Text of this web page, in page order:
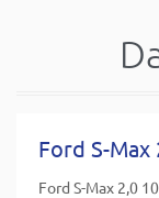
Ford S-Max
Ford S-Max 2,0